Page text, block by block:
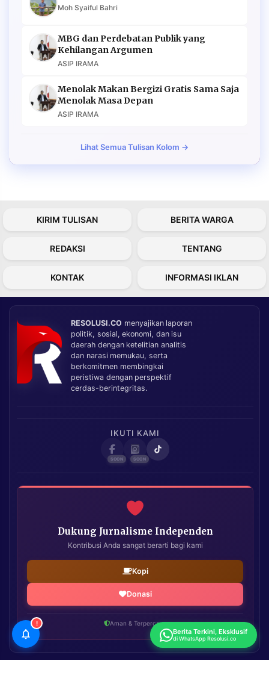
Moh Syaiful Bahri
MBG dan Perdebatan Publik yang
Kehilangan Argumen
ASIP IRAMA
Menolak Makan Bergizi Gratis Sama Saja
Menolak Masa Depan
ASIP IRAMA
Lihat Semua Tulisan Kolom →
KIRIM TULISAN BERITA WARGA
REDAKSI TENTANG
KONTAK INFORMASI IKLAN
RESOLUSI.CO menyajikan laporan
politik, sosial, ekonomi, dan isu
daerah dengan ketelitian analitis
dan narasi memukau, serta
berkomitmen membingkai
peristiwa dengan perspektif
cerdas-berintegritas.
IKUTI KAMI
Dukung Jurnalisme Independen
Kontribusi Anda sangat berarti bagi kami
Kopi
Donasi
Aman & Terpercaya
!
Berita Terkini, Eksklusif
di WhatsApp Resolusi.co